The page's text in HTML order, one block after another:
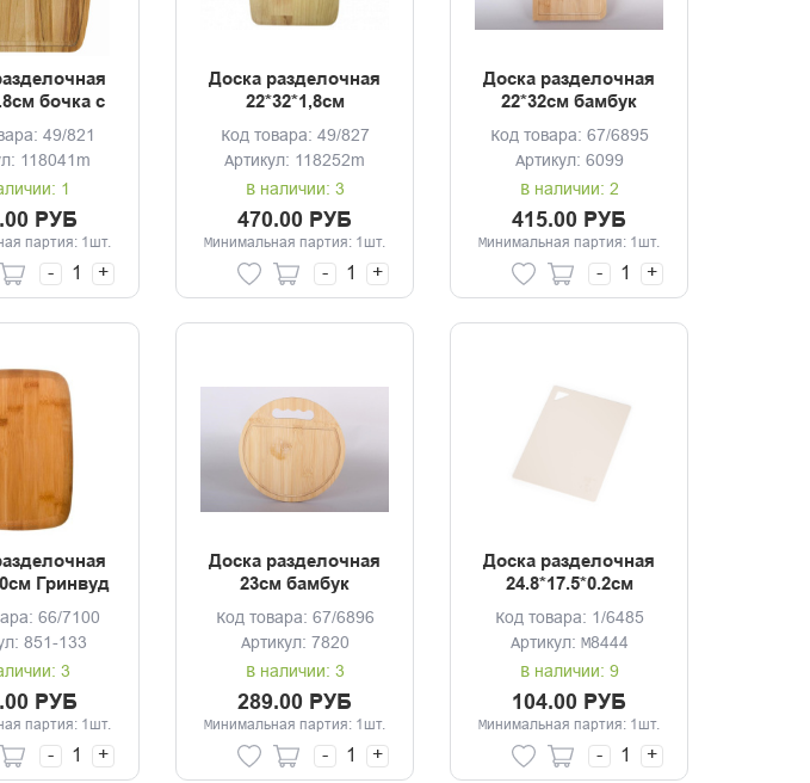
бочка с
береза ТМ
Baum
49/821
118041m
1
РУБ
партия: 1шт.
- +
Доска разделочная
22*32*1,8см
прямоугольная
береза ТМ Guter
Baum
Код товара: 49/827
Артикул: 118252m
В наличии: 3
470.00 РУБ
Минимальная партия: 1шт.
- +
Доска разделочная
22*32см бамбук
Код товара: 67/6895
Артикул: 6099
В наличии: 2
415.00 РУБ
Минимальная партия: 1шт.
- +
Гринвуд
бамбук
66/7100
851-133
3
РУБ
партия: 1шт.
- +
Доска разделочная
23см бамбук
Код товара: 67/6896
Артикул: 7820
В наличии: 3
289.00 РУБ
Минимальная партия: 1шт.
- +
Доска разделочная
24.8*17.5*0.2см
гибкая бежевый
Код товара: 1/6485
Артикул: М8444
В наличии: 9
104.00 РУБ
Минимальная партия: 1шт.
- +